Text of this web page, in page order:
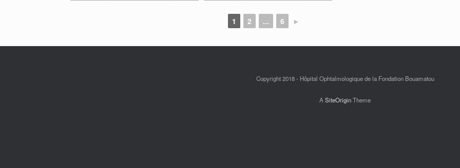
1 2 ... 6 ►
Copyright 2018 - Hôpital Ophtalmologique de la Fondation Bouamatou
A SiteOriginTheme